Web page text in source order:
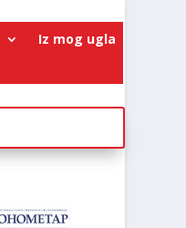
Iz mog ugla